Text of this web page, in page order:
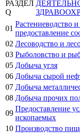
РАЗДЕЛ
Q
01
Растениеводство
предоставление
02 Лесоводство и
03 Рыболовство и
05 Добыча угля
06 Добыча сырой
07 Добыча
08 Добыча прочих
09
Предоставление
ископаемых
10 Производство